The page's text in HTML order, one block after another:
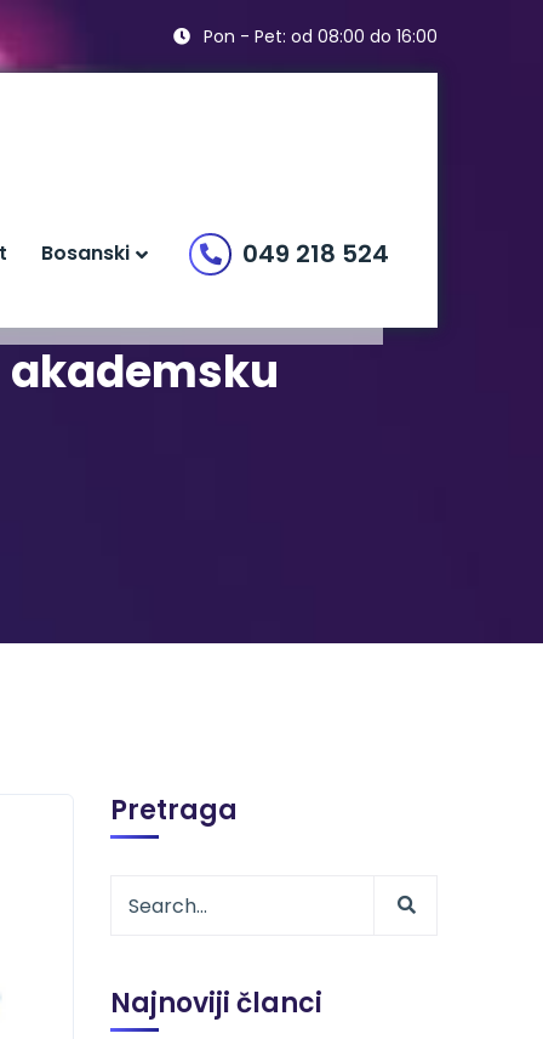
Pon - Pet: od 08:00 do 16:00
Bosanski 049 218 524
Pretraga
Najnoviji članci